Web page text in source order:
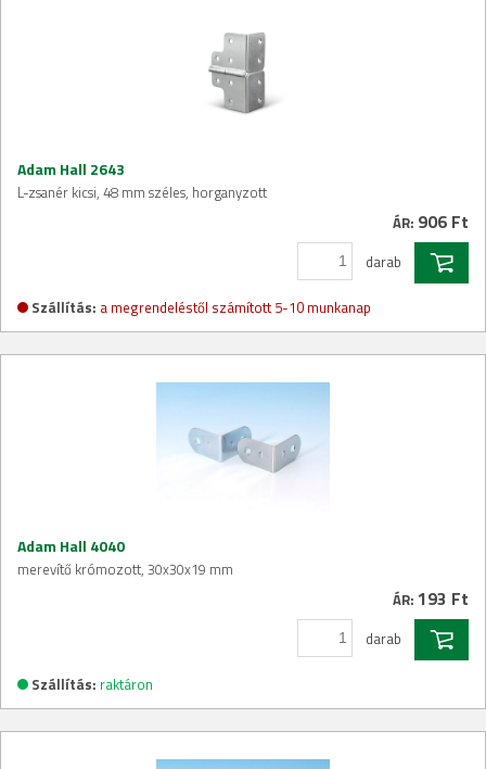
Adam Hall 2643
L-zsanér kicsi, 48 mm széles, horganyzott
ÁR: 906 Ft
darab
Szállítás: a megrendeléstől számított 5-10 munkanap
Adam Hall 4040
merevítő krómozott, 30x30x19 mm
ÁR: 193 Ft
darab
Szállítás: raktáron